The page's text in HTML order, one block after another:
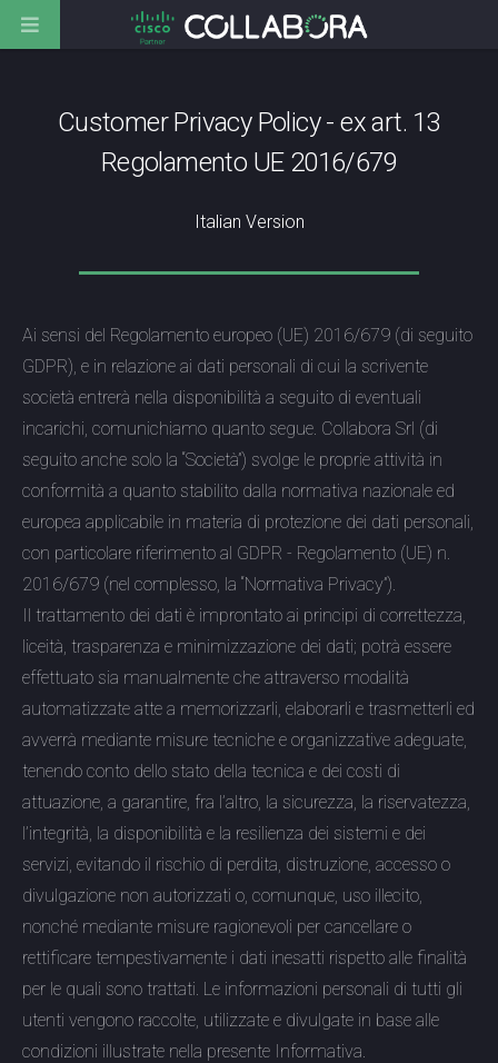
Customer Privacy Policy - ex art. 13
Regolamento UE 2016/679
Italian Version
Ai sensi del Regolamento europeo (UE) 2016/679 (di seguito
GDPR), e in relazione ai dati personali di cui la scrivente
società entrerà nella disponibilità a seguito di eventuali
incarichi, comunichiamo quanto segue. Collabora Srl (di
seguito anche solo la “Società”) svolge le proprie attività in
conformità a quanto stabilito dalla normativa nazionale ed
europea applicabile in materia di protezione dei dati personali,
con particolare riferimento al GDPR - Regolamento (UE) n.
2016/679 (nel complesso, la “Normativa Privacy”).
Il trattamento dei dati è improntato ai principi di correttezza,
liceità, trasparenza e minimizzazione dei dati; potrà essere
effettuato sia manualmente che attraverso modalità
automatizzate atte a memorizzarli, elaborarli e trasmetterli ed
avverrà mediante misure tecniche e organizzative adeguate,
tenendo conto dello stato della tecnica e dei costi di
attuazione, a garantire, fra l’altro, la sicurezza, la riservatezza,
l’integrità, la disponibilità e la resilienza dei sistemi e dei
servizi, evitando il rischio di perdita, distruzione, accesso o
divulgazione non autorizzati o, comunque, uso illecito,
nonché mediante misure ragionevoli per cancellare o
rettificare tempestivamente i dati inesatti rispetto alle finalità
per le quali sono trattati. Le informazioni personali di tutti gli
utenti vengono raccolte, utilizzate e divulgate in base alle
condizioni illustrate nella presente Informativa.